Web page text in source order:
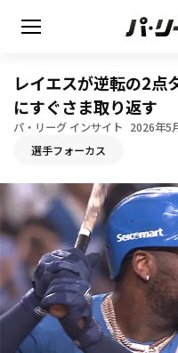
HOME
動画
日程・結果
順位表･成績
レイエスが逆転の2
にすぐさま取り返す
パ・リーグ インサイト 2026年5
選手フォーカス